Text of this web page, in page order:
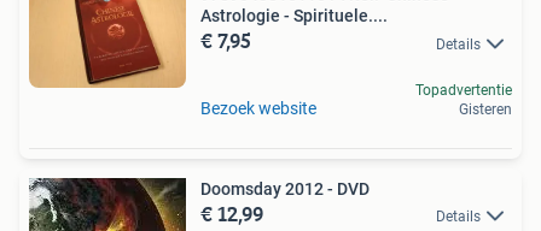
Astrologie - Spirituele....
€ 7,95 Details
Bezoek website
Topadvertentie
Gisteren
Doomsday 2012 - DVD
€ 12,99 Details